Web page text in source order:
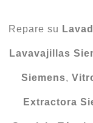
Repare su
Lavavajillas
Siemens,
Extractora